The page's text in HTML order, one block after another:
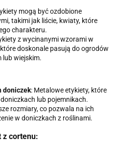
mogą być ozdobione
takimi jak liście, kwiaty, które
charakteru.
z wycinanymi wzorami w
doskonale pasują do ogrodów
lub wiejskim.
doniczek: Metalowe etykiety, które
lub pojemnikach.
rozmiary, co pozwala na ich
w doniczkach z roślinami.
z cortenu: